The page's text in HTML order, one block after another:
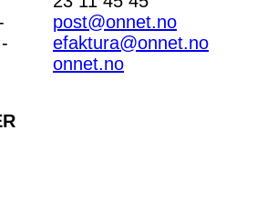
post@onnet.no
efaktura@onnet.no
onnet.no